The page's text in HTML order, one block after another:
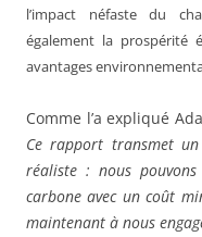
l’impact néfaste du
également la prospérité
avantages
Comme l’a expliqué
Ce rapport transmet
réaliste : nous
carbone avec un coût
maintenant à nous